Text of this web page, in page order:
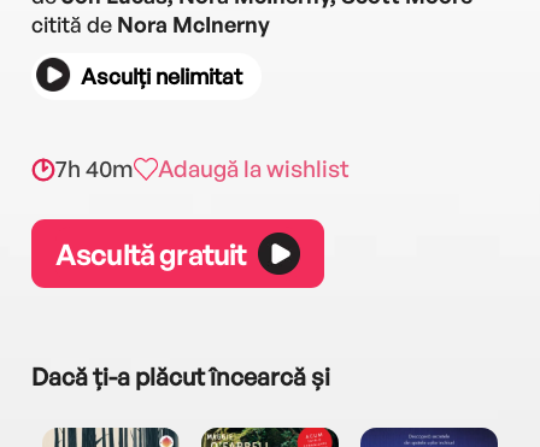
citită de Nora McInerny
Asculți nelimitat
7h 40m Adaugă la wishlist
Ascultă gratuit
Dacă ți-a plăcut încearcă și